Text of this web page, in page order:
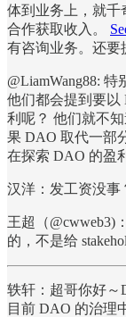
体到业务上，就千
合作获取收入。
有咨询业务。还要
@LiamWang88:
他们都会提到要以
利呢？ 他们就不
果 DAO 取代一部
在探索 DAO 的盈
汉洋：发工资没事
王超（@cwweb3)
的，不是给
轶轩：超哥你好～
目前 DAO 的治理